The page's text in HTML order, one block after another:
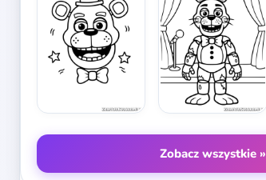
Zobacz wszystkie »